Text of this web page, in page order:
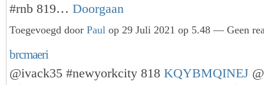
#rnb 819… Doorgaan
Toegevoegd door Paul op 29 Juli 2021 op 5.48 — Geen
brcmaeri
@ivack35 #newyorkcity 818 KQYBMQINEJ